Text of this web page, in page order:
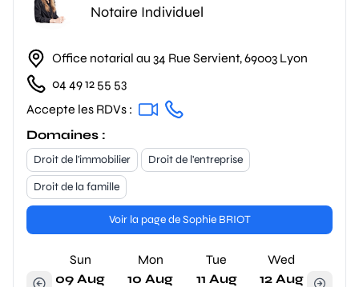
Notaire Individuel
Office notarial au 34 Rue Servient, 69003 Lyon
04 49 12 55 53
Accepte les RDVs :
Domaines :
Droit de l'immobilier
Droit de l'entreprise
Droit de la famille
Voir la page de Sophie BRIOT
Sun
09 Aug
Mon
10 Aug
Tue
11 Aug
Wed
12 Aug